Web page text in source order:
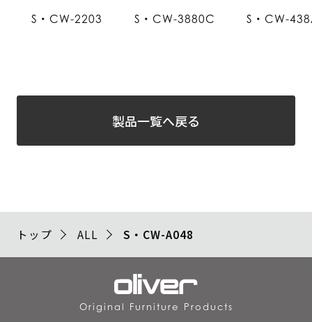
S・CW-2203 S・CW-3880C S・CW-
製品一覧へ戻る
トップ ALL S・CW-A048
Original Furniture Products